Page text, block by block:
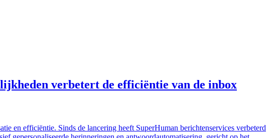
verbetert de efficiëntie van de inbox
en efficiëntie. Sinds de lancering heeft SuperHuman berichtenservices verbeterd